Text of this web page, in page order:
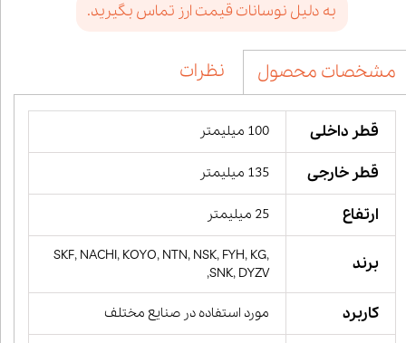
به دلیل نوسانات قیمت ارز تماس بگیرید.
مشخصات محصول نظرات
قطر داخلی 100 میلیمتر
قطر خارجی 135 میلیمتر
ارتفاع 25 میلیمتر
برند
SKF, NACHI, KOYO, NTN, NSK, FYH, KG,
SNK, DYZV,
کاربرد مورد استفاده در صنایع مختلف